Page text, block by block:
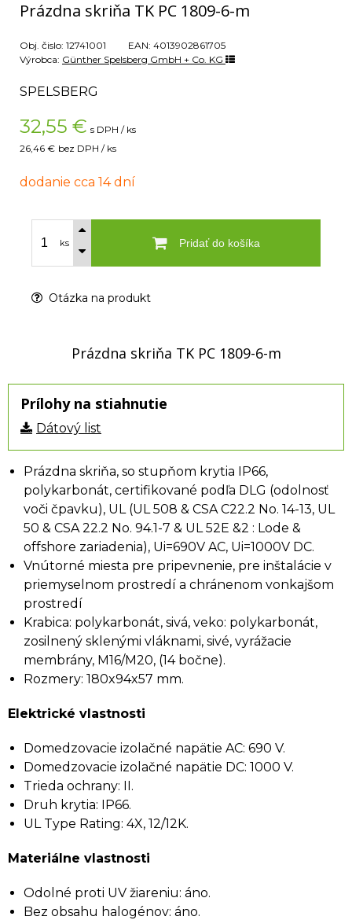
Prázdna skriňa TK PC 1809-6-m
Obj. čislo: 12741001 EAN: 4013902861705
Výrobca: Günther Spelsberg GmbH + Co. KG
SPELSBERG
32,55 € s DPH / ks
26,46 € bez DPH / ks
dodanie cca 14 dní
ks Pridať do košíka
Otázka na produkt
Prázdna skriňa TK PC 1809-6-m
Prílohy na stiahnutie
Dátový list
Prázdna skriňa, so stupňom krytia IP66,
polykarbonát, certifikované podľa DLG (odolnosť
voči čpavku), UL (UL 508 & CSA C22.2 No. 14-13, UL
50 & CSA 22.2 No. 94.1-7 & UL 52E &2 : Lode &
offshore zariadenia), Ui=690V AC, Ui=1000V DC.
Vnútorné miesta pre pripevnenie, pre inštalácie v
priemyselnom prostredí a chránenom vonkajšom
prostredí
Krabica: polykarbonát, sivá, veko: polykarbonát,
zosilnený sklenými vláknami, sivé, vyrážacie
membrány, M16/M20, (14 bočne).
Rozmery: 180x94x57 mm.
Elektrické vlastnosti
Domedzovacie izolačné napätie AC: 690 V.
Domedzovacie izolačné napätie DC: 1000 V.
Trieda ochrany: II.
Druh krytia: IP66.
UL Type Rating: 4X, 12/12K.
Materiálne vlastnosti
Odolné proti UV žiareniu: áno.
Bez obsahu halogénov: áno.